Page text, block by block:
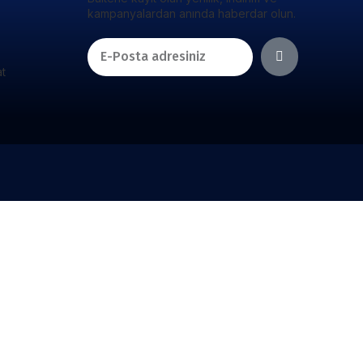
kampanyalardan anında haberdar olun.